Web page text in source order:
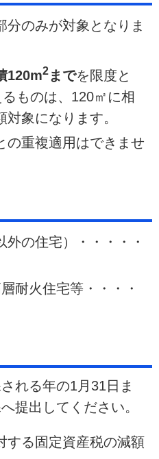
分のみが対象となりま
120m2までを限度と
ものは、120㎡に相
象になります。
の重複適用はできませ
外の住宅）・・・・・
耐火住宅等・・・・
れる年の1月31日ま
提出してください。
する固定資産税の減額